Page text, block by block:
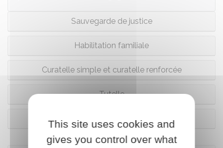
Sauvegarde de justice
Habilitation familiale
Curatelle simple et curatelle renforcée
Tutelle
Mandat de protection future
This site uses cookies and
gives you control over what